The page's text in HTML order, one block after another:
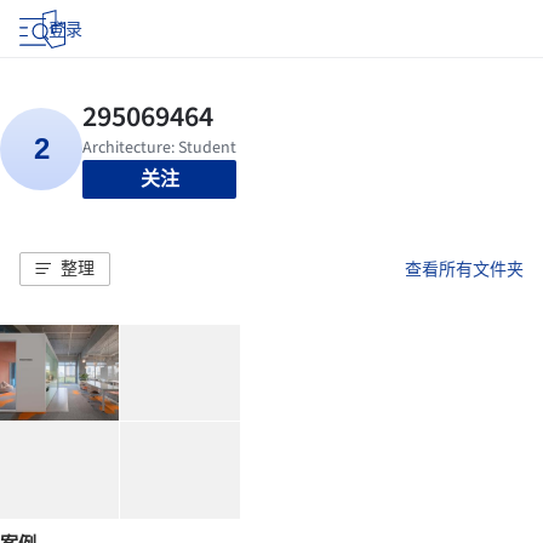
登录
关注
整理 查看所有文件夹